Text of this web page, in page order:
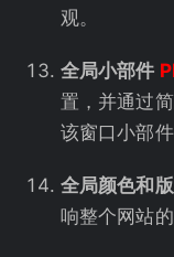
观。
全局小部件
置，并通过
该窗口小部件
全局颜色和
响整个网站的